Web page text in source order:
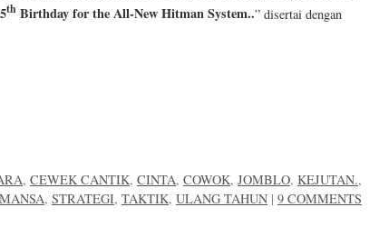
th Birthday for the All-New Hitman System..” disertai dengan
, CEWEK CANTIK, CINTA, COWOK, JOMBLO, KEJUTAN.,
, STRATEGI, TAKTIK, ULANG TAHUN | 9 COMMENTS